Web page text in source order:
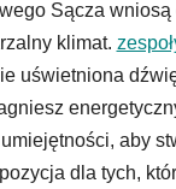
Sącza
klimat.
uświetniona
aby
dla tych,